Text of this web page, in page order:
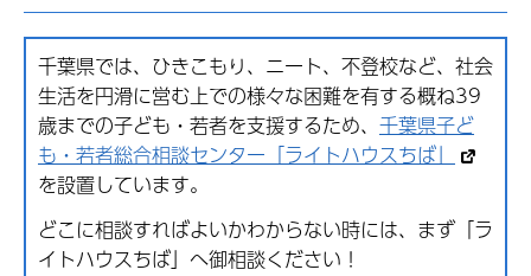
千葉県では、ひきこもり、ニート、不登校など、社会
生活を円滑に営む上での様々な困難を有する概ね39
歳までの子ども・若者を支援するため、 千葉県子ど
も・若者総合相談センター「ライトハウスちば」
を設置しています。
どこに相談すればよいかわからない時には、まず「ラ
イトハウスちば」へ御相談ください！